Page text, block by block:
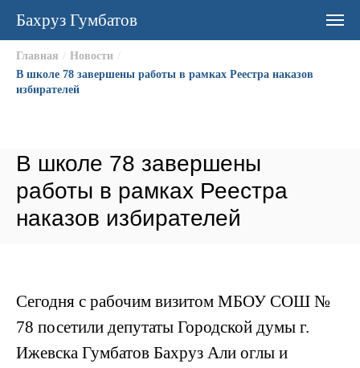
Бахруз Гумбатов
Главная Новости
В школе 78 завершены работы в рамках Реестра наказов
избирателей
В школе 78 завершены
работы в рамках Реестра
наказов избирателей
Сегодня с рабочим визитом МБОУ СОШ №
78 посетили депутаты Городской думы г.
Ижевска Гумбатов Бахруз Али оглы и